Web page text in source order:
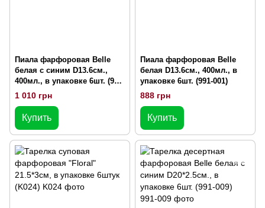
Пиала фарфоровая Belle
белая с синим D13.6см.,
400мл., в упаковке 6шт. (991-
008)
1 010 грн
Купить
Пиала фарфоровая Belle
белая D13.6см., 400мл., в
упаковке 6шт. (991-001)
888 грн
Купить